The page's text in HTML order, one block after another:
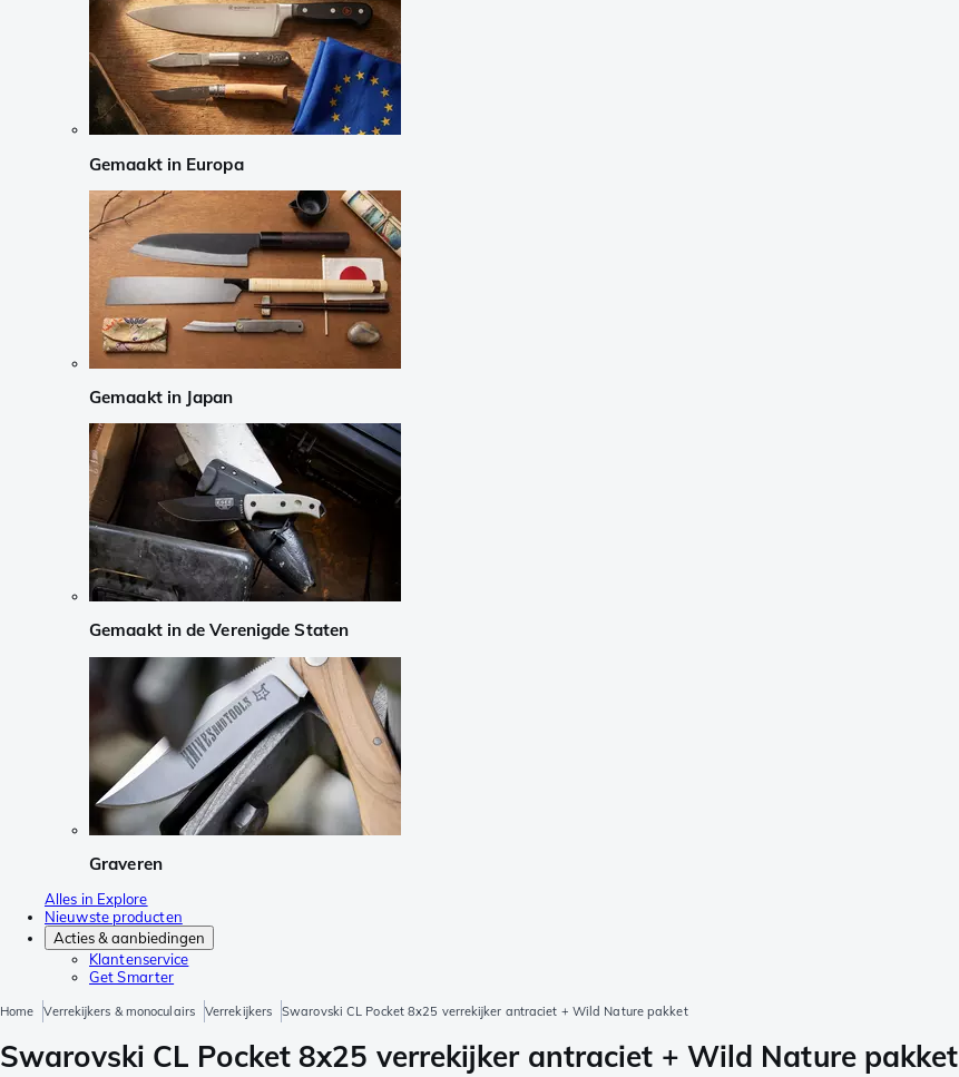
Gemaakt in Europa
Gemaakt in Japan
Gemaakt in de Verenigde Staten
Graveren
Alles in Explore
Nieuwste producten
Acties & aanbiedingen
Klantenservice
Get Smarter
Home Verrekijkers & monoculairs Verrekijkers Swarovski CL Pocket 8x25 verrekijker antraciet + Wild Nature pakket
Swarovski CL Pocket 8x25 verrekijker antraciet + Wild Nature pakket